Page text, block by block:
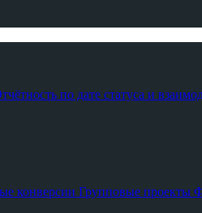
по дате статуса и
конверсии Групповые проекты